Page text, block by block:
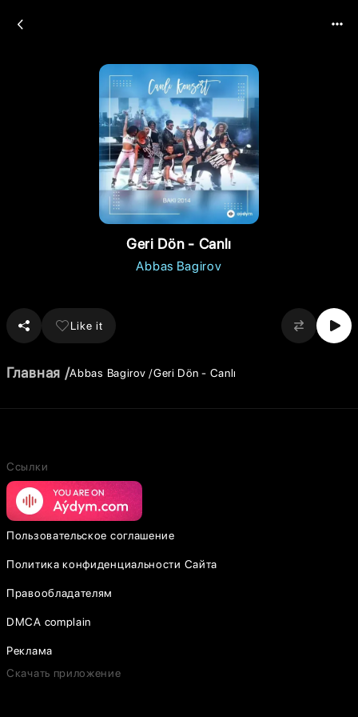
Geri Dön - Canlı
Abbas Bagirov
Like it
Главная Abbas Bagirov Geri Dön - Canlı
Ссылки
Пользовательское соглашение
Политика конфиденциальности Сайта
Правообладателям
DMCA complain
Реклама
Скачать приложение